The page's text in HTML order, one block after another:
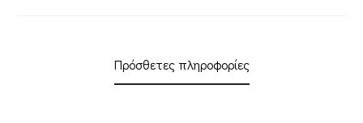
Πρόσθετες πληροφορίες